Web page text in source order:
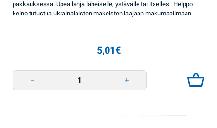
pakkauksessa. Upea lahja läheiselle, ystävälle tai itsellesi. Helppo
keino tutustua ukrainalaisten makeisten laajaan makumaailmaan.
5,01€
Makea hetki - karkkilajitelma 300g Sopilka quantity